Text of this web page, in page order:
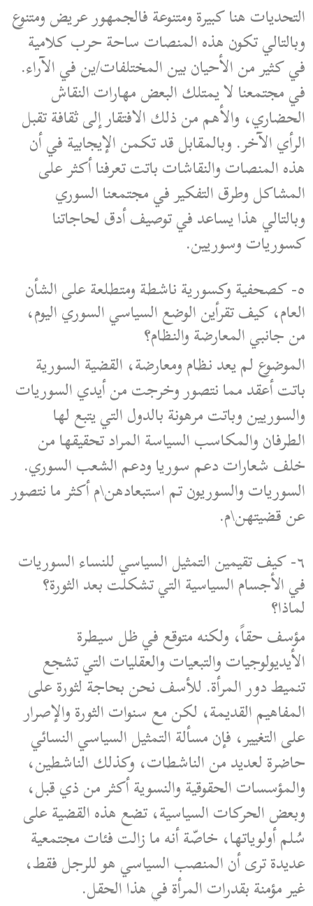
التحديات هنا كبيرة ومتنوعة فالجمهور عريض ومتنوع
وبالتالي تكون هذه المنصات ساحة حرب كلامية
في كثير من الأحيان بين المختلفات/ين في الآراء.
في مجتمعنا لا يمتلك البعض مهارات النقاش
الحضاري، والأهم من ذلك الافتقار إلى ثقافة تقبل
الرأي الآخر. وبالمقابل قد تكمن الإيجابية في أن
هذه المنصات والنقاشات باتت تعرفنا أكثر على
المشاكل وطرق التفكير في مجتمعنا السوري
وبالتالي هذا يساعد في توصيف أدق لحاجاتنا
كسوريات وسوريين.
٥- كصحفية وكسورية ناشطة ومتطلعة على الشأن
العام، كيف تقرأين الوضع السياسي السوري اليوم،
من جانبي المعارضة والنظام؟
الموضوع لم يعد نظام ومعارضة، القضية السورية
باتت أعقد مما نتصور وخرجت من أيدي السوريات
والسوريين وباتت مرهونة بالدول التي يتبع لها
الطرفان والمكاسب السياسة المراد تحقيقها من
خلف شعارات دعم سوريا ودعم الشعب السوري.
السوريات والسوريون تم استبعادهن\م أكثر ما نتصور
عن قضيتهن\م.
٦- كيف تقيمين التمثيل السياسي للنساء السوريات
في الأجسام السياسية التي تشكلت بعد الثورة؟
لماذا؟
مؤسف حقاً، ولكنه متوقع في ظل سيطرة
الأيديولوجيات والتبعيات والعقليات التي تشجع
تنميط دور المرأة. للأسف نحن بحاجة لثورة على
المفاهيم القديمة، لكن مع سنوات الثورة والإصرار
على التغيير، فإن مسألة التمثيل السياسي النسائي
حاضرة لعديد من الناشطات، وكذلك الناشطين،
والمؤسسات الحقوقية والنسوية أكثر من ذي قبل،
وبعض الحركات السياسية، تضع هذه القضية على
سُلم أولوياتها، خاصّة أنه ما زالت فئات مجتمعية
عديدة ترى أن المنصب السياسي هو للرجل فقط،
غير مؤمنة بقدرات المرأة في هذا الحقل.